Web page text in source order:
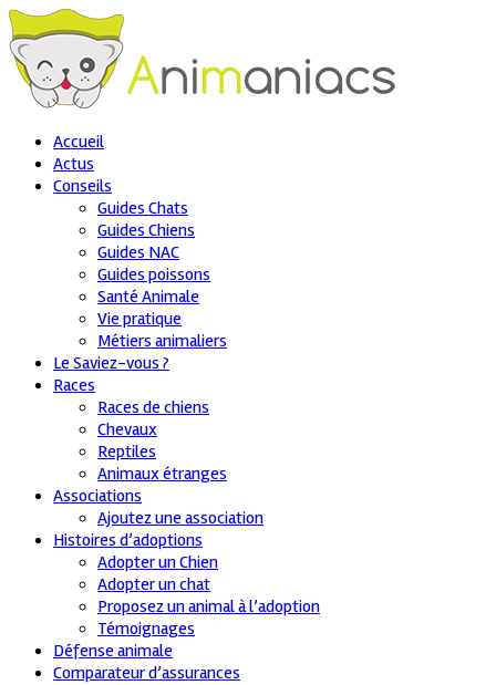
Accueil
Actus
Conseils
Guides Chats
Guides Chiens
Guides NAC
Guides poissons
Santé Animale
Vie pratique
Métiers animaliers
Le Saviez-vous ?
Races
Races de chiens
Chevaux
Reptiles
Animaux étranges
Associations
Ajoutez une association
Histoires d’adoptions
Adopter un Chien
Adopter un chat
Proposez un animal à l’adoption
Témoignages
Défense animale
Comparateur d’assurances